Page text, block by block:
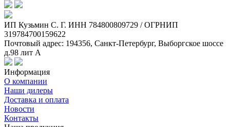
ИП Кузьмин C. Г. ИНН 784800809729 / ОГРНИП
319784700159622
Почтовый адрес: 194356, Санкт-Петербург, Выборгское шоссе
д.98 лит А
Информация
О компании
Наши дилеры
Доставка и оплата
Новости
Контакты